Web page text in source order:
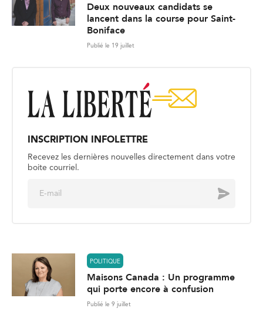
Deux nouveaux candidats se
lancent dans la course pour Saint-
Boniface
Publié le 19 juillet
INSCRIPTION INFOLETTRE
Recevez les dernières nouvelles directement dans votre
boite courriel.
Envoyer
POLITIQUE
Maisons Canada : Un programme
qui porte encore à confusion
Publié le 9 juillet